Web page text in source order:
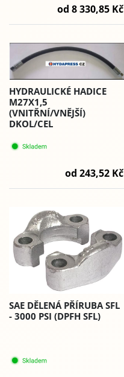
od 8 330,85 Kč
HYDRAULICKÉ HADICE
M27X1,5
(VNITŘNÍ/VNĚJŠÍ)
DKOL/CEL
od 243,52 Kč
SAE DĚLENÁ PŘÍRUBA SFL
- 3000 PSI (DPFH SFL)